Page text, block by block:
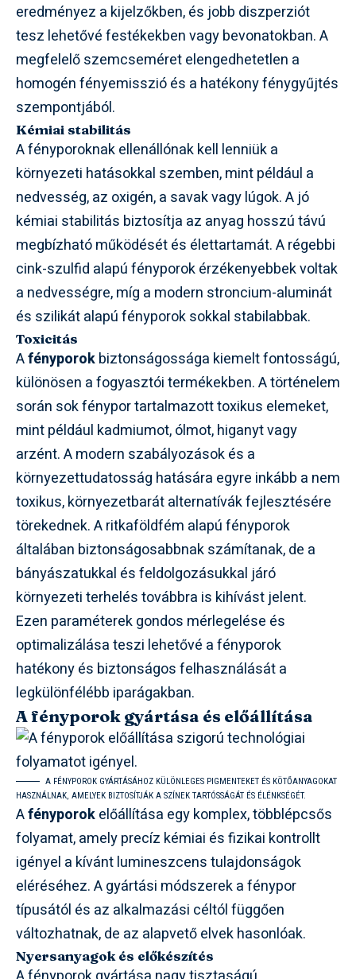
eredményez a kijelzőkben, és jobb diszperziót
tesz lehetővé festékekben vagy bevonatokban. A
megfelelő szemcseméret elengedhetetlen a
homogén fényemisszió és a hatékony fénygyűjtés
szempontjából.
Kémiai stabilitás
A fényporoknak ellenállónak kell lenniük a
környezeti hatásokkal szemben, mint például a
nedvesség, az oxigén, a savak vagy lúgok. A jó
kémiai stabilitás biztosítja az anyag hosszú távú
megbízható működését és élettartamát. A régebbi
cink-szulfid alapú fényporok érzékenyebbek voltak
a nedvességre, míg a modern stroncium-aluminát
és szilikát alapú fényporok sokkal stabilabbak.
Toxicitás
Afényporokbiztonságossága kiemelt fontosságú,
különösen a fogyasztói termékekben. A történelem
során sok fénypor tartalmazott toxikus elemeket,
mint például kadmiumot, ólmot, higanyt vagy
arzént. A modern szabályozások és a
környezettudatosság hatására egyre inkább a nem
toxikus, környezetbarát alternatívák fejlesztésére
törekednek. A ritkaföldfém alapú fényporok
általában biztonságosabbnak számítanak, de a
bányászatukkal és feldolgozásukkal járó
környezeti terhelés továbbra is kihívást jelent.
Ezen paraméterek gondos mérlegelése és
optimalizálása teszi lehetővé a fényporok
hatékony és biztonságos felhasználását a
legkülönfélébb iparágakban.
A fényporok gyártása és előállítása
A FÉNYPOROK GYÁRTÁSÁHOZ KÜLÖNLEGES PIGMENTEKET ÉS KÖTŐANYAGOKAT
HASZNÁLNAK, AMELYEK BIZTOSÍTJÁK A SZÍNEK TARTÓSSÁGÁT ÉS ÉLÉNKSÉGÉT.
Afényporokelőállítása egy komplex, többlépcsős
folyamat, amely precíz kémiai és fizikai kontrollt
igényel a kívánt lumineszcens tulajdonságok
eléréséhez. A gyártási módszerek a fénypor
típusától és az alkalmazási céltól függően
változhatnak, de az alapvető elvek hasonlóak.
Nyersanyagok és előkészítés